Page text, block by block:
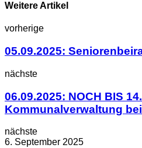
Weitere Artikel
vorherige
05.09.2025:
nächste
06.09.2025: NOCH BIS
Kommunalverwaltung
nächste
6. September 2025